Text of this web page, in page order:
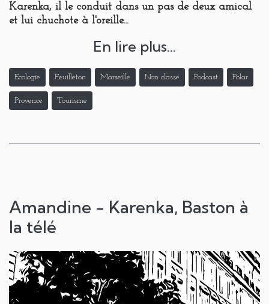
Karenka, il le conduit dans un pas de deux amical
et lui chuchote à l'oreille...
En lire plus...
Ecologie Feuilleton Marseille Non classé Podcast Polar
Provence Tourisme
Amandine - Karenka, Baston à
la télé